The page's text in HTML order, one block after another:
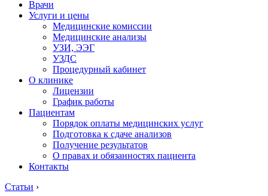
Врачи
Услуги и цены
Медицинские комиссии
Медицинские анализы
УЗИ, ЭЭГ
УЗДС
Процедурный кабинет
О клинике
Лицензии
График работы
Пациентам
Порядок оплаты медицинских услуг
Подготовка к сдаче анализов
Получение результатов
О правах и обязанностях пациента
Контакты
Статьи ›